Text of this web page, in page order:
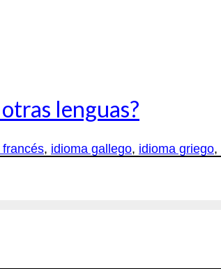
lenguas?
francés, idioma gallego, idioma griego,